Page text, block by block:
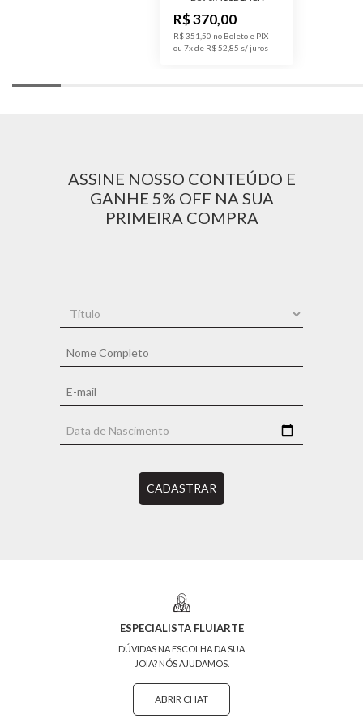
Degradê
R$ 370,00
R$ 351,50 no Boleto e PIX
ou 7x de R$ 52,85
ASSINE NOSSO CONTEÚDO E
GANHE 5% OFF NA SUA
PRIMEIRA COMPRA
CADASTRAR
ESPECIALISTA FLUIARTE
DÚVIDAS NA ESCOLHA DA SUA
JOIA? NÓS AJUDAMOS.
ABRIR CHAT